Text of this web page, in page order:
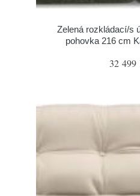
Zelená rozkládací/s
pohovka 216 cm
32 499